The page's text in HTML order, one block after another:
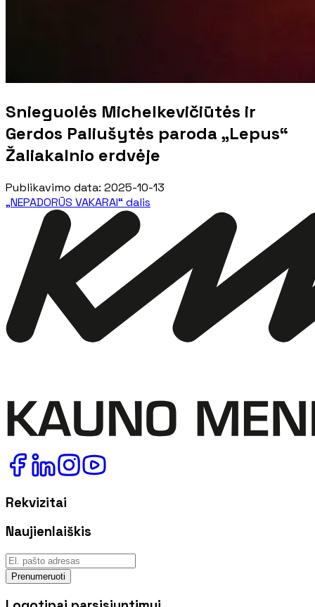
Snieguolės Michelkevičiūtės ir
Gerdos Paliušytės paroda „Lepus“
Žaliakalnio erdvėje
Publikavimo data: 2025-10-13
„NEPADORŪS VAKARAI“ dalis
Rekvizitai
Naujienlaiškis
Prenumeruoti